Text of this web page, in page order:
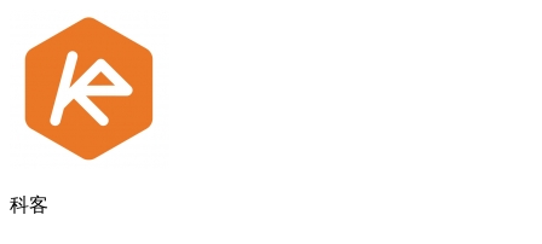
科客